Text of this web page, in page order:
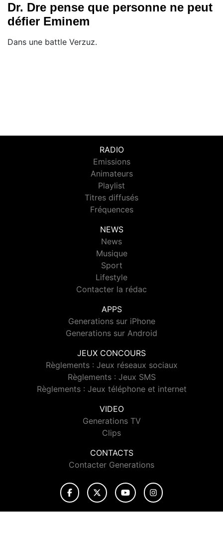
Dr. Dre pense que personne ne peut
défier Eminem
Dans une battle Verzuz.
RADIO
Emissions
Animateurs
Playlist
Titres diffusés
Fréquences
NEWS
News
Musique
Sport
Lifestyle
Contacter la rédac
APPS
Generations sur iPhone
Generations sur Android
JEUX CONCOURS
Règlements : Jeux réseaux sociaux
Règlements : Jeux SMS
Règlements : Jeux téléphone et internet
VIDEO
Generations TV
Clips
CONTACTS
Contacter Generations